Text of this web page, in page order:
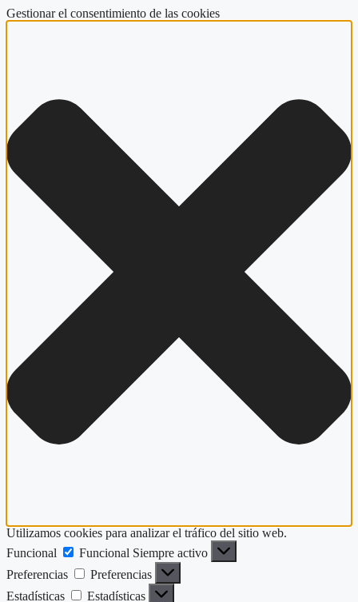
Gestionar el consentimiento de las cookies
Utilizamos cookies para analizar el tráfico del sitio web.
Funcional
Funcional Siempre activo
Preferencias
Preferencias
Estadísticas
Estadísticas